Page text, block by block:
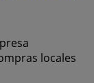
locales